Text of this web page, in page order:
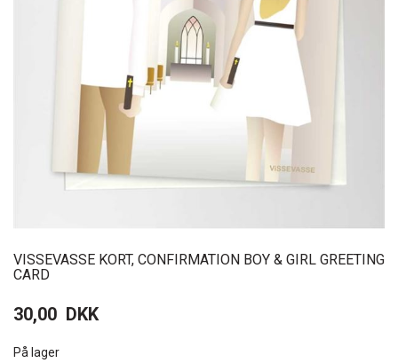
VISSEVASSE KORT, CONFIRMATION BOY & GIRL GREETING
CARD
30,00 DKK
På lager